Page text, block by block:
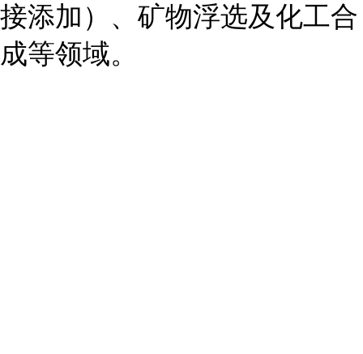
接添加）、矿物浮选及化工合
成等领域。